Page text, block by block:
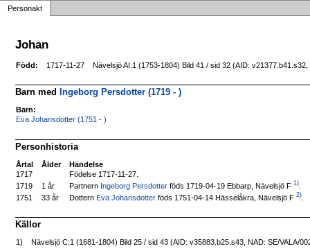
Personakt
Johan
Född: 1717-11-27 Nävelsjö AI:1 (1753-1804) Bild 41 / sid 32 (AID:
Barn med Ingeborg Persdotter (1719 - )
Barn:
Eva Johansdotter (1751 - )
Personhistoria
Årtal Ålder
Händelse
1717
Födelse 1717-11-27.
1719
1 år Partnern Ingeborg Persdotter föds 1719-04-19 Ebbarp, Nävelsjö F 1)
1751
33 år DotternEva Johansdotter föds 1751-04-14 Hässelåkra, Nävelsjö F 2)
Källor
1) Nävelsjö C:1 (1681-1804) Bild 25 / sid 43 (AID: v35883.b25.s43, NAD: SE/VALA/